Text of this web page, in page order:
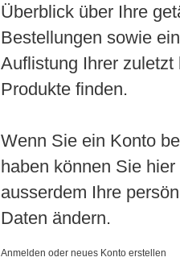
Überblick über Ihre
Bestellungen sowie
Auflistung Ihrer zuletzt
Produkte finden.
Wenn Sie ein Konto
haben können Sie hier
ausserdem Ihre
Daten ändern.
Anmelden oder neues Konto erstellen